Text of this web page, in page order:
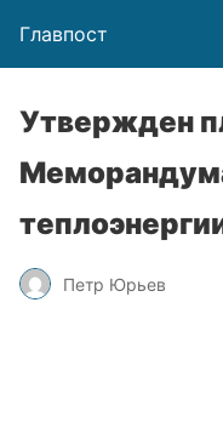
Главпост
Утвержден
Петр Юрьев